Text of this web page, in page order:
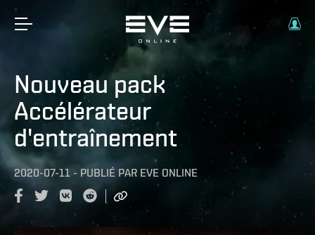
Nouveau pack
Accélérateur
d'entraînement
2020-07-11 - PUBLIÉ PAR EVE ONLINE